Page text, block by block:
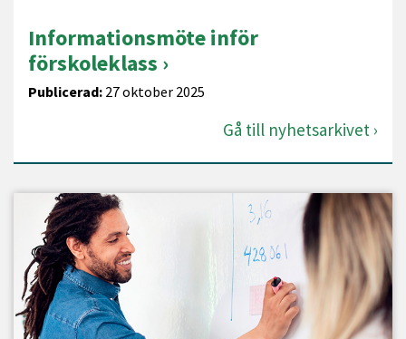
Informationsmöte inför
förskoleklass
Publicerad: 27 oktober 2025
Gå till nyhetsarkivet